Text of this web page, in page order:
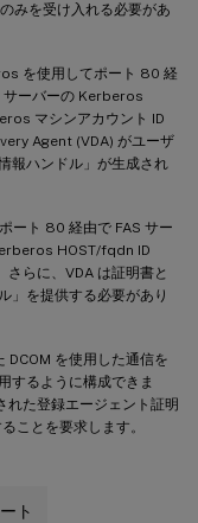
みを受け入れる必要があ
を使用してポート 80 経
サーバーの Kerberos
マシンアカウント ID
Agent (VDA) がユーザ
報ハンドル」が生成され
ート 80 経由で FAS サー
HOST/fqdn ID
らに、VDA は証明書と
」を提供する必要があり
を使用した通信を
するように構成できま
れた登録エージェント証明
ことを要求します。
ト